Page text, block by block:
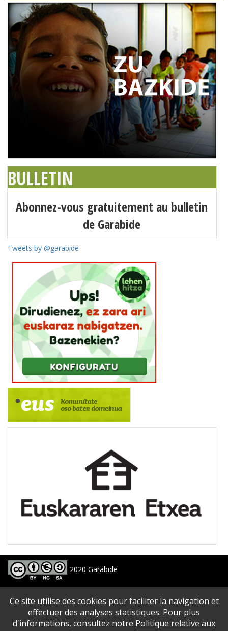
BULLETIN
Abonnez-vous gratuitement au bulletin
de Garabide
Tweets by @garabide
2020 Garabide
Larrin Plaza 1, 20550 Aretxabaleta, Gipuzkoa
688 63 24 33 / 943 250 397
garabide[arroba]garabide[puntu]eus
PLAN DU SITE | ACCESSIBILITé | AVERTISSEMENT | POLITIQUE DE CONFIDENTIALITé |
Ce site utilise des cookies pour faciliter la navigation et
effectuer des analyses statistiques. Pour plus
d'informations, consultez notre Politique relative aux